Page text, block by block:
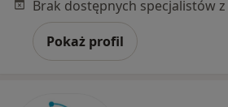
Pokaż profil